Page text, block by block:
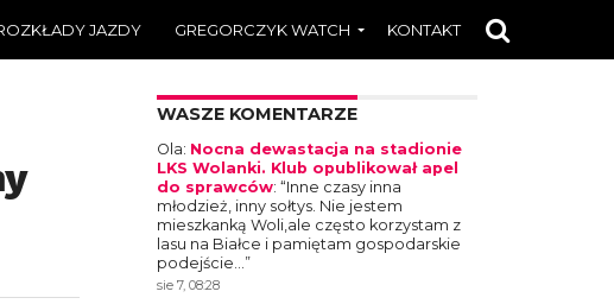
JAZDY GREGORCZYK WATCH KONTAKT
WASZE KOMENTARZE
Ola: Nocna dewastacja na stadionie
LKS Wolanki. Klub opublikował apel
do sprawców: “Inne czasy inna
młodzież, inny sołtys. Nie jestem
mieszkanką Woli,ale często korzystam z
lasu na Białce i pamiętam gospodarskie
podejście…”
sie 7, 08:28